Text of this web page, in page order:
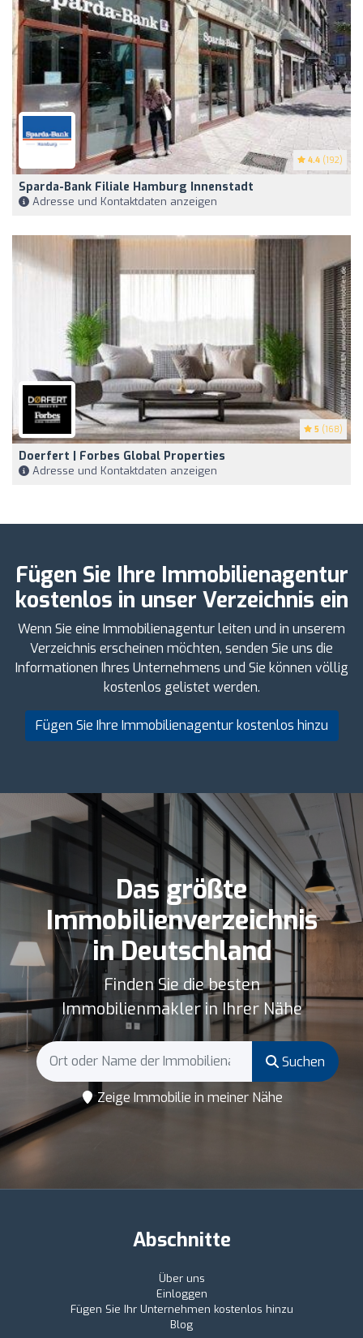
4.4 (192)
Sparda-Bank Filiale Hamburg Innenstadt
Adresse und Kontaktdaten anzeigen
5 (168)
Doerfert | Forbes Global Properties
Adresse und Kontaktdaten anzeigen
Fügen Sie Ihre Immobilienagentur
kostenlos in unser Verzeichnis ein
Wenn Sie eine Immobilienagentur leiten und in unserem
Verzeichnis erscheinen möchten, senden Sie uns die
Informationen Ihres Unternehmens und Sie können völlig
kostenlos gelistet werden.
Fügen Sie Ihre Immobilienagentur kostenlos hinzu
Das größte
Immobilienverzeichnis
in Deutschland
Finden Sie die besten
Immobilienmakler in Ihrer Nähe
Suchen
Zeige Immobilie in meiner Nähe
Abschnitte
Über uns
Einloggen
Fügen Sie Ihr Unternehmen kostenlos hinzu
Blog